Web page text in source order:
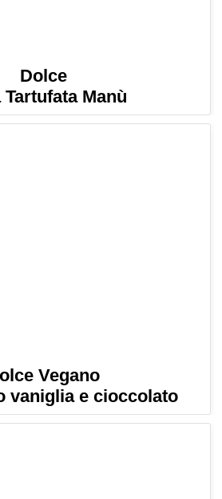
Dolce
Tartufata Manù
Vegano
vaniglia e cioccolato